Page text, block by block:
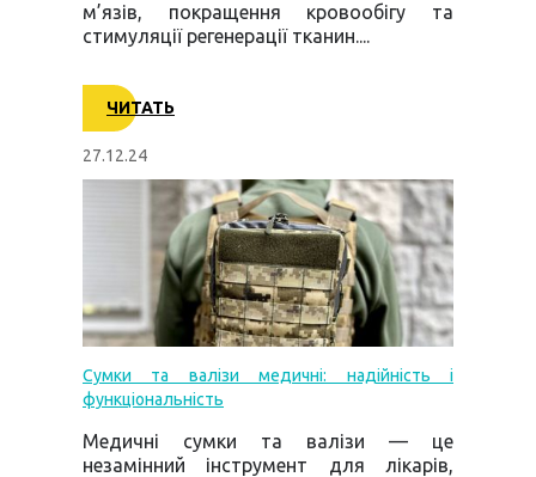
м’язів, покращення кровообігу та
стимуляції регенерації тканин....
ЧИТАТЬ
27.12.24
Сумки та валізи медичні: надійність і
функціональність
Медичні сумки та валізи — це
незамінний інструмент для лікарів,